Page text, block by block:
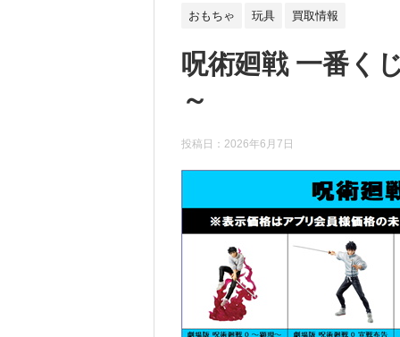
おもちゃ 玩具 買取情報
呪術廻戦 一番く
～
投稿日： 2026年6月7日